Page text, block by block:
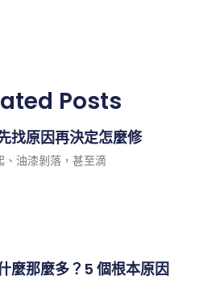
Posts
找原因再決定怎麼修
、油漆剝落，甚至滴
麼那麼多？5 個根本原因